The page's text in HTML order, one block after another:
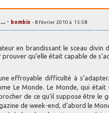
- bombix - 8 février 2010 à 15:58
en brandissant le sceau divin
qu’elle était capable de
effroyable difficulté à
Le Monde. Le Monde, qui
de ce qu’il suppose être
de week-end, d’abord le